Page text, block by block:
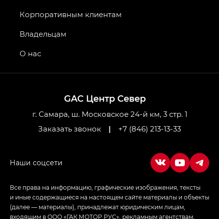
GT, Джи Эль — GL
GS4 — Джи Эс 4 (GS4) в комплектациях Джи Би
привод — GB AWD, Джи Эль Полный привод —
Джи Икс ПРЕМИУМ — GX PREMIUM, ЛАУНЖ —
LOUNGE
Empow — Эмпау (Empow) в комплектации
GAC Центр Север
г. Самара, ш. Московское 24-й км, 3 стр. 1
Заказать звонок
| +7 (846) 213-13-33
Корпоративным клиентам
Владельцам
О нас
Все права на информацию, графические изображения, тексты
и иные содержащиеся на настоящем сайте материалы и объекты
(далее — материалы), принадлежат юридическим лицам,
входящим в ООО «ГАК МОТОР РУС», рекламным агентствам,